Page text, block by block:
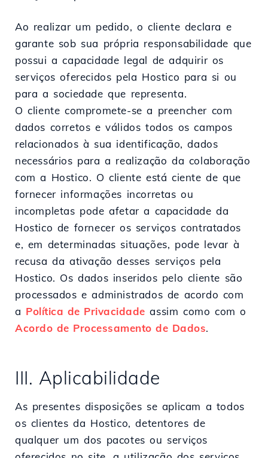
Ao realizar um pedido, o cliente declara e
garante sob sua própria responsabilidade que
possui a capacidade legal de adquirir os
serviços oferecidos pela Hostico para si ou
para a sociedade que representa.
O cliente compromete-se a preencher com
dados corretos e válidos todos os campos
relacionados à sua identificação, dados
necessários para a realização da colaboração
com a Hostico. O cliente está ciente de que
fornecer informações incorretas ou
incompletas pode afetar a capacidade da
Hostico de fornecer os serviços contratados
e, em determinadas situações, pode levar à
recusa da ativação desses serviços pela
Hostico. Os dados inseridos pelo cliente são
processados e administrados de acordo com
a Política de Privacidade assim como com o
Acordo de Processamento de Dados.
III. Aplicabilidade
As presentes disposições se aplicam a todos
os clientes da Hostico, detentores de
qualquer um dos pacotes ou serviços